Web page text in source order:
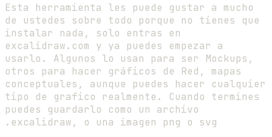
Esta herramienta les puede gustar a mucho
de ustedes sobre todo porque no tienes que
instalar nada, solo entras en
excalidraw.com y ya puedes empezar a
usarlo. Algunos lo usan para ser Mockups,
otros para hacer gráficos de Red, mapas
conceptuales, aunque puedes hacer cualquier
tipo de grafico realmente. Cuando termines
puedes guardarlo como un archivo
.excalidraw, o una imagen png o svg